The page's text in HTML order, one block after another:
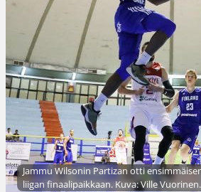
Jammu Wilsonin Partizan otti
liigan finaalipaikkaan. Kuva: Ville Vuorinen.